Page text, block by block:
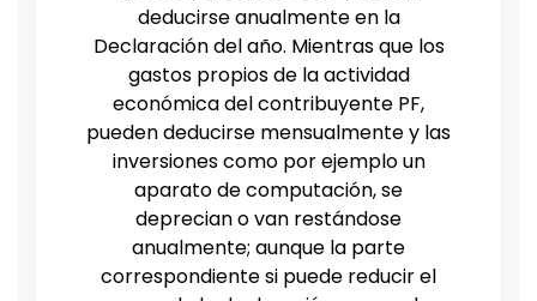
deducirse anualmente en la
Declaración del año. Mientras que los
gastos propios de la actividad
económica del contribuyente PF,
pueden deducirse mensualmente y las
inversiones como por ejemplo un
aparato de computación, se
deprecian o van restándose
anualmente; aunque la parte
correspondiente si puede reducir el